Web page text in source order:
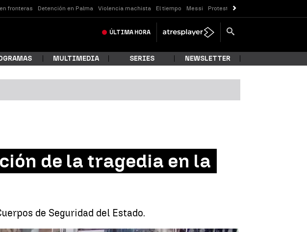
fronteras Detención en Palma Violencia machista El tiempo Messi Protestas Sóller
ÚLTIMA HORA
MULTIMEDIA SERIES NEWSLETTER
de la tragedia en la
de Seguridad del Estado.